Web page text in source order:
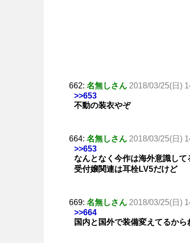
662: 名無しさん 2018/03/25(日)
>>653
不動の装衣やぞ
664: 名無しさん 2018/03/25(日)
>>653
なんとなく今作は海外意識し
受付嬢関連は耳栓LV5だけど
669: 名無しさん 2018/03/25(日)
>>664
国内と国外で装備変えてるから